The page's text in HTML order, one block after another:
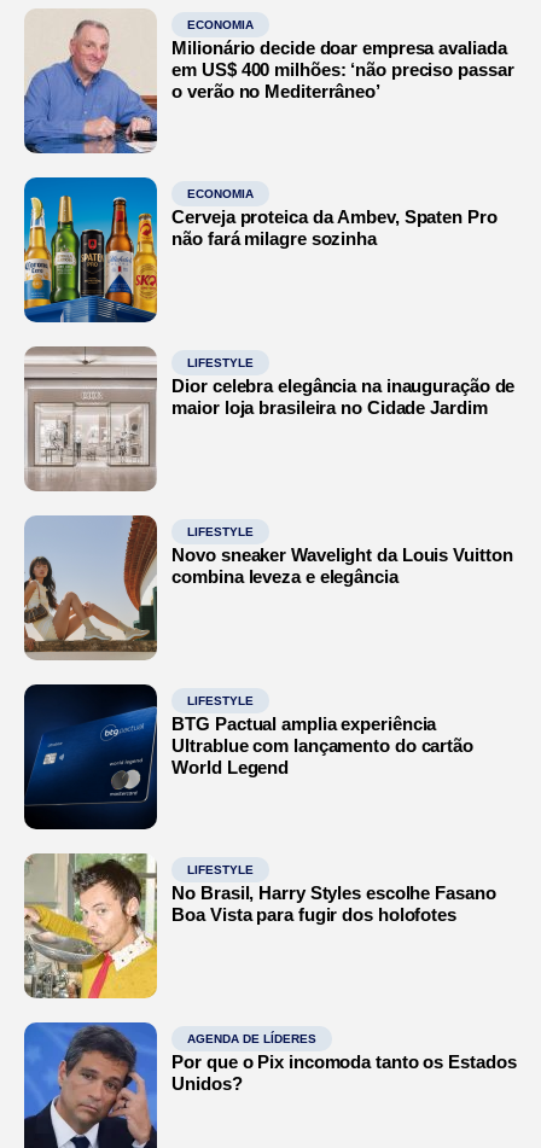
ECONOMIA
Milionário decide doar empresa avaliada
em US$ 400 milhões: ‘não preciso passar
o verão no Mediterrâneo’
ECONOMIA
Cerveja proteica da Ambev, Spaten Pro
não fará milagre sozinha
LIFESTYLE
Dior celebra elegância na inauguração de
maior loja brasileira no Cidade Jardim
LIFESTYLE
Novo sneaker Wavelight da Louis Vuitton
combina leveza e elegância
LIFESTYLE
BTG Pactual amplia experiência
Ultrablue com lançamento do cartão
World Legend
LIFESTYLE
No Brasil, Harry Styles escolhe Fasano
Boa Vista para fugir dos holofotes
AGENDA DE LÍDERES
Por que o Pix incomoda tanto os Estados
Unidos?